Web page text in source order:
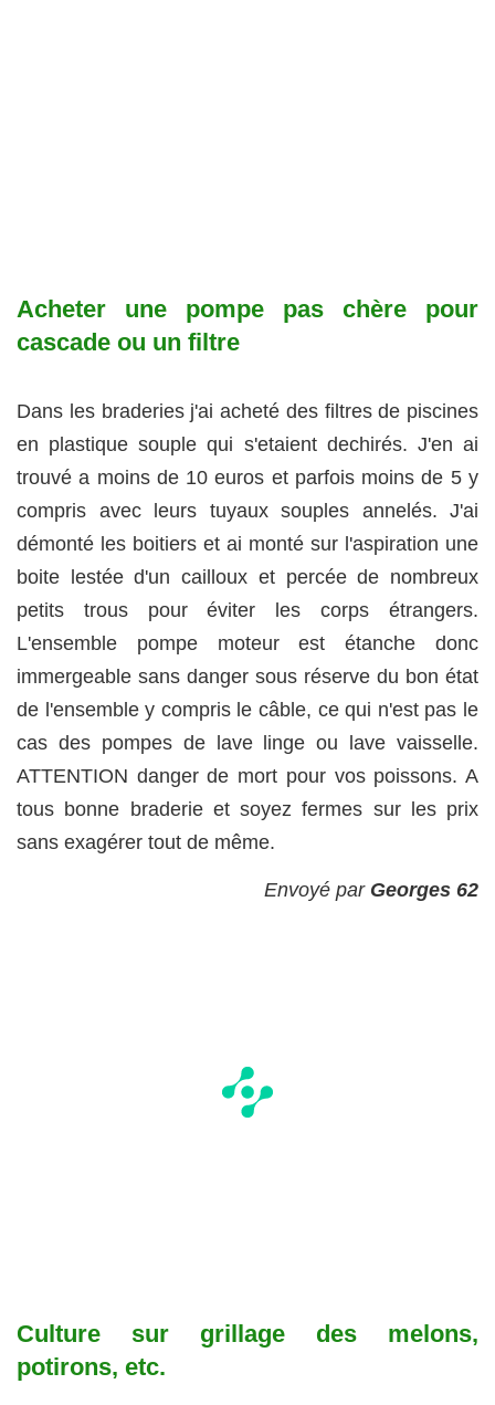
Acheter une pompe pas chère pour
cascade ou un filtre
Dans les braderies j'ai acheté des filtres de piscines
en plastique souple qui s'etaient dechirés. J'en ai
trouvé a moins de 10 euros et parfois moins de 5 y
compris avec leurs tuyaux souples annelés. J'ai
démonté les boitiers et ai monté sur l'aspiration une
boite lestée d'un cailloux et percée de nombreux
petits trous pour éviter les corps étrangers.
L'ensemble pompe moteur est étanche donc
immergeable sans danger sous réserve du bon état
de l'ensemble y compris le câble, ce qui n'est pas le
cas des pompes de lave linge ou lave vaisselle.
ATTENTION danger de mort pour vos poissons. A
tous bonne braderie et soyez fermes sur les prix
sans exagérer tout de même.
Envoyé par Georges 62
Culture sur grillage des melons,
potirons, etc.